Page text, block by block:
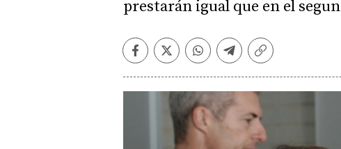
prestarán igual que en el
Facebook
TwitterWhatsapp
Telegram
Copiar